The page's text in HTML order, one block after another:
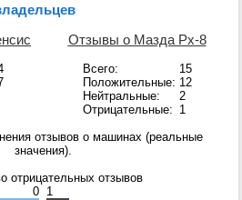
Отзывы о Мазда Рх-8
Всего:
15
Положительные: 12
Нейтральные:
2
Отрицательные: 1
отзывов о машинах (реальные
значения).
отрицательных отзывов
0 1